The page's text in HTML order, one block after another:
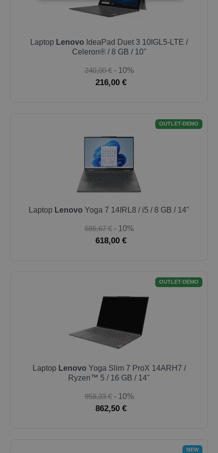
Laptop Lenovo IdeaPad Duet 3 10IGL5-LTE /
Celeron® / 8 GB / 10"
240,00 € - 10%
216,00 €
OUTLET-DEMO
Laptop Lenovo Yoga 7 14IRL8 / i5 / 8 GB / 14"
686,67 € - 10%
618,00 €
OUTLET-DEMO
Laptop Lenovo Yoga Slim 7 ProX 14ARH7 /
Ryzen™ 5 / 16 GB / 14"
958,33 € - 10%
862,50 €
NEW